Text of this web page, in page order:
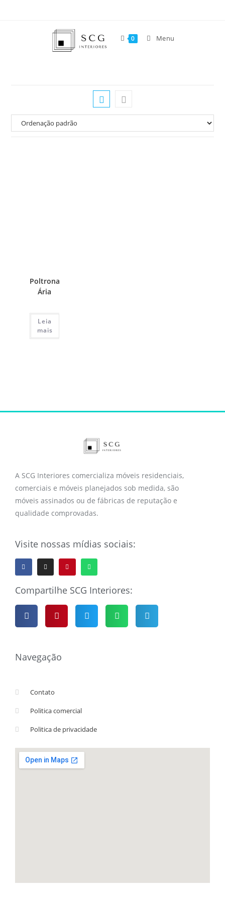
0 Menu
Poltrona
Ária
Leia
mais
A SCG Interiores comercializa móveis residenciais,
comerciais e móveis planejados sob medida, são
móveis assinados ou de fábricas de reputação e
qualidade comprovadas.
Visite nossas mídias sociais:
Compartilhe SCG Interiores:
Navegação
Contato
Politica comercial
Politica de privacidade